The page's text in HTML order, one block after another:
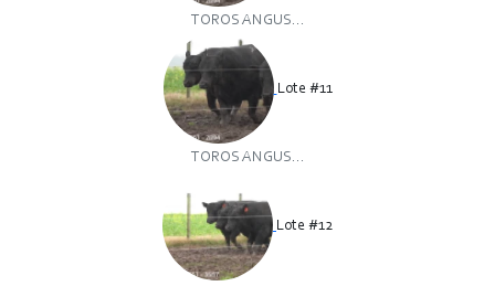
TOROS ANGUS...
Lote #11
TOROS ANGUS...
Lote #12